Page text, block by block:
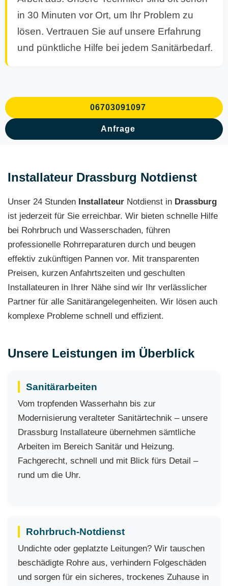
in 30 Minuten vor Ort, um Ihr Problem zu
lösen. Vertrauen Sie auf unsere Erfahrung
und pünktliche Hilfe bei jedem Sanitärbedarf.
06703091097
Anfrage
Installateur Drassburg Notdienst
Unser 24 Stunden Installateur Notdienst in Drassburg
ist jederzeit für Sie erreichbar. Wir bieten schnelle Hilfe
bei Rohrbruch und Wasserschaden, führen
professionelle Rohrreparaturen durch und beugen
effektiv zukünftigen Pannen vor. Mit transparenten
Preisen, kurzen Anfahrtszeiten und geschulten
Installateuren in Ihrer Nähe sind wir Ihr verlässlicher
Partner für alle Sanitärangelegenheiten. Wir lösen auch
komplexe Probleme schnell und effizient.
Unsere Leistungen im Überblick
Sanitärarbeiten
Vom tropfenden Wasserhahn bis zur
Modernisierung veralteter Sanitärtechnik – unsere
Drassburg Installateure übernehmen sämtliche
Arbeiten im Bereich Sanitär und Heizung.
Fachgerecht, schnell und mit Blick fürs Detail –
rund um die Uhr.
Rohrbruch-Notdienst
Undichte oder geplatzte Leitungen? Wir tauschen
beschädigte Rohre aus, verhindern Folgeschäden
und sorgen für ein sicheres, trockenes Zuhause in